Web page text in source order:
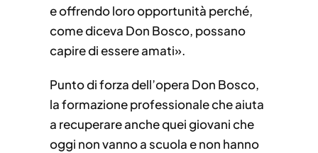
e offrendo loro opportunità perché,
come diceva Don Bosco, possano
capire di essere amati».
Punto di forza dell’opera Don Bosco,
la formazione professionale che aiuta
a recuperare anche quei giovani che
oggi non vanno a scuola e non hanno